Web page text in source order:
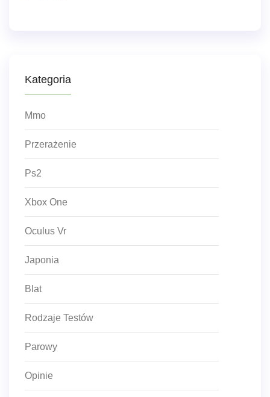
Kategoria
Mmo
Przerażenie
Ps2
Xbox One
Oculus Vr
Japonia
Blat
Rodzaje Testów
Parowy
Opinie